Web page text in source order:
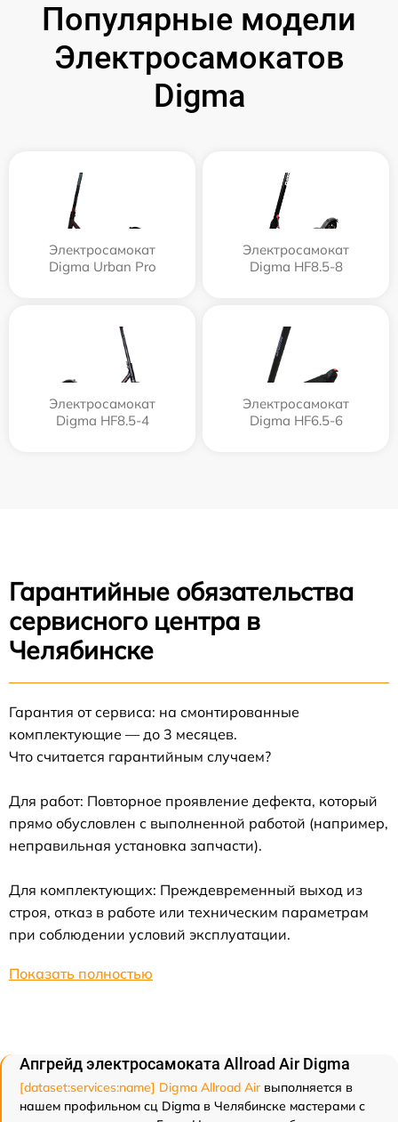
Популярные модели
Электросамокатов
Digma
Электросамокат
Digma Urban Pro
Электросамокат
Digma HF8.5-8
Электросамокат
Digma HF8.5-4
Электросамокат
Digma HF6.5-6
Гарантийные обязательства
сервисного центра в
Челябинске
Гарантия от сервиса: на смонтированные
комплектующие — до 3 месяцев.
Что считается гарантийным случаем?
Для работ: Повторное проявление дефекта, который
прямо обусловлен с выполненной работой (например,
неправильная установка запчасти).
Для комплектующих: Преждевременный выход из
строя, отказ в работе или техническим параметрам
при соблюдении условий эксплуатации.
Показать полностью
Апгрейд электросамоката Allroad Air Digma
[dataset:services:name] Digma Allroad Airвыполняется в
нашем профильном сц Digma в Челябинске мастерами с